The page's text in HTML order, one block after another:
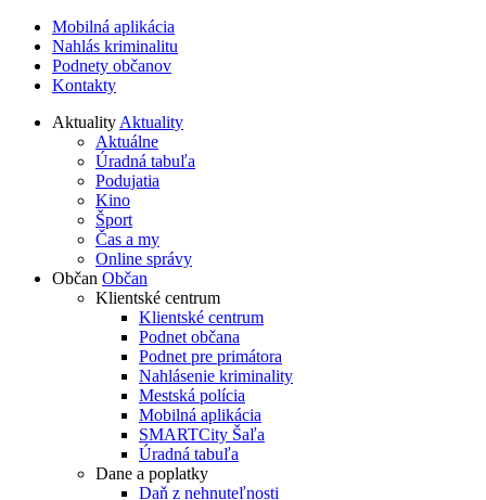
Mobilná aplikácia
Nahlás kriminalitu
Podnety občanov
Kontakty
AktualityAktuality
Aktuálne
Úradná tabuľa
Podujatia
Kino
Šport
Čas a my
Online správy
Občan Občan
Klientské centrum
Klientské centrum
Podnet občana
Podnet pre primátora
Nahlásenie kriminality
Mestská polícia
Mobilná aplikácia
SMARTCity Šaľa
Úradná tabuľa
Dane a poplatky
Daň z nehnuteľnosti